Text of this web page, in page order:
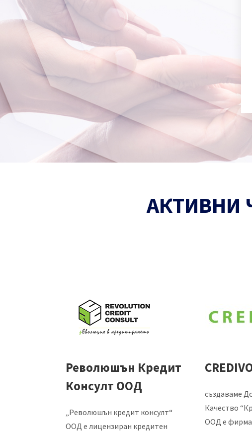
АКТИВНИ
Революшън Кредит
Консулт ООД
„Революшън кредит консулт“
ООД е лицензиран кредитен
създаваме
Качество
ООД е фирма